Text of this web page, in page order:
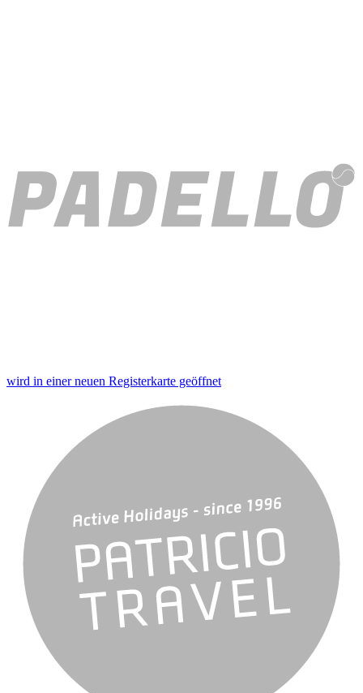
wird in einer neuen Registerkarte geöffnet